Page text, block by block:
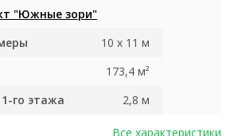
"Южные зори"
10 x 11 м
173,4 м²
го этажа
2,8 м
Все характеристики